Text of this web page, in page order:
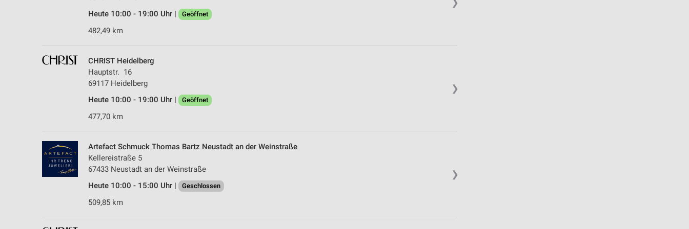
❯
Heute 10:00 - 19:00 Uhr |
Geöffnet
482,49 km
❯
CHRIST Heidelberg
Hauptstr. 16
69117 Heidelberg
Heute 10:00 - 19:00 Uhr |
Geöffnet
477,70 km
❯
Artefact Schmuck Thomas Bartz Neustadt an der Weinstraße
Kellereistraße 5
67433 Neustadt an der Weinstraße
Heute 10:00 - 15:00 Uhr |
Geschlossen
509,85 km